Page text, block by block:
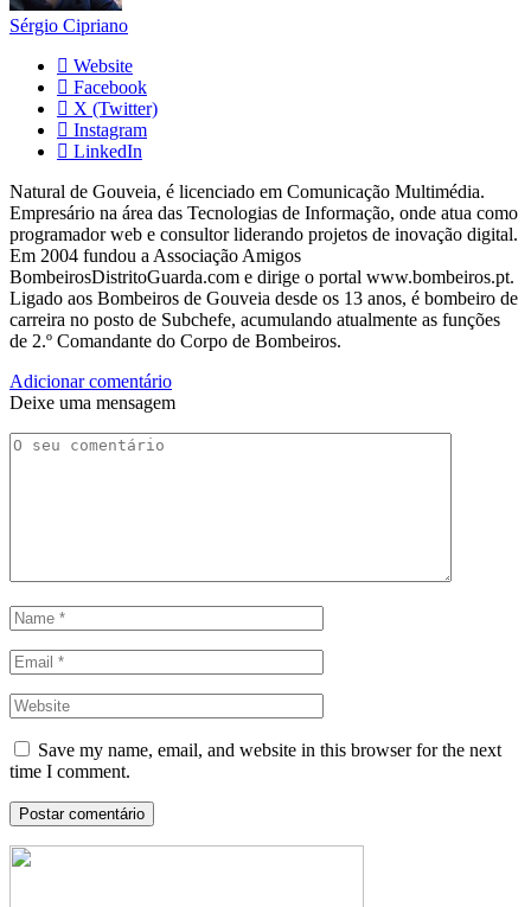
Sérgio Cipriano
Website
Facebook
X (Twitter)
Instagram
LinkedIn
Natural de Gouveia, é licenciado em Comunicação Multimédia.
Empresário na área das Tecnologias de Informação, onde atua como
programador web e consultor liderando projetos de inovação digital.
Em 2004 fundou a Associação Amigos
BombeirosDistritoGuarda.com e dirige o portal www.bombeiros.pt.
Ligado aos Bombeiros de Gouveia desde os 13 anos, é bombeiro de
carreira no posto de Subchefe, acumulando atualmente as funções
de 2.º Comandante do Corpo de Bombeiros.
Adicionar comentário
Deixe uma mensagem
Save my name, email, and website in this browser for the next
time I comment.